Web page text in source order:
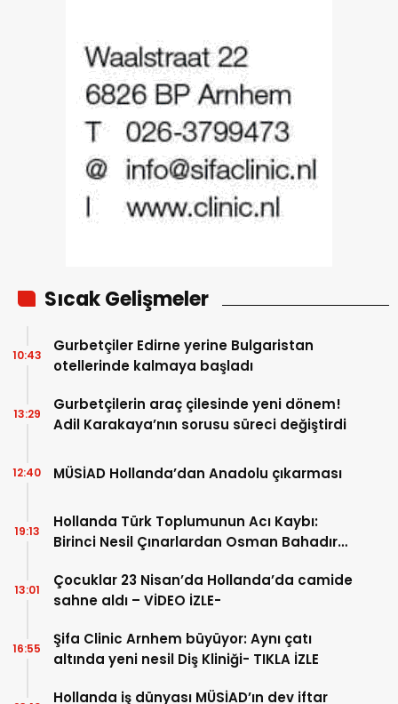
Sıcak Gelişmeler
Gurbetçiler Edirne yerine Bulgaristan
otellerinde kalmaya başladı
10:43
Gurbetçilerin araç çilesinde yeni dönem!
Adil Karakaya’nın sorusu süreci değiştirdi
13:29
MÜSİAD Hollanda’dan Anadolu çıkarması
12:40
Hollanda Türk Toplumunun Acı Kaybı:
Birinci Nesil Çınarlardan Osman Bahadır
19:13
Çocuklar 23 Nisan’da Hollanda’da camide
sahne aldı – VİDEO İZLE-
13:01
Şifa Clinic Arnhem büyüyor: Aynı çatı
altında yeni nesil Diş Kliniği- TIKLA İZLE
16:55
Hollanda iş dünyası MÜSİAD’ın dev iftar